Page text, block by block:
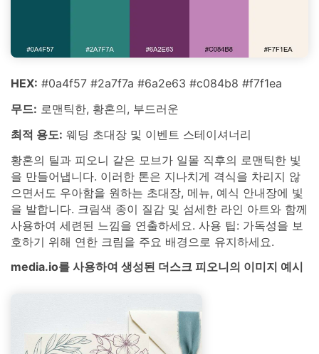
HEX: #0a4f57 #2a7f7a #6a2e63 #c084b8 #f7f1ea
무드: 로맨틱한, 황혼의, 부드러운
최적 용도: 웨딩 초대장 및 이벤트 스테이셔너리
황혼의 틸과 피오니 같은 모브가 일몰 직후의 로맨틱한 빛
을 만들어냅니다. 이러한 톤은 지나치게 격식을 차리지 않
으면서도 우아함을 원하는 초대장, 메뉴, 예식 안내장에 빛
을 발합니다. 크림색 종이 질감 및 섬세한 라인 아트와 함께
사용하여 세련된 느낌을 연출하세요. 사용 팁: 가독성을 보
호하기 위해 연한 크림을 주요 배경으로 유지하세요.
media.io를 사용하여 생성된 더스크 피오니의 이미지 예시